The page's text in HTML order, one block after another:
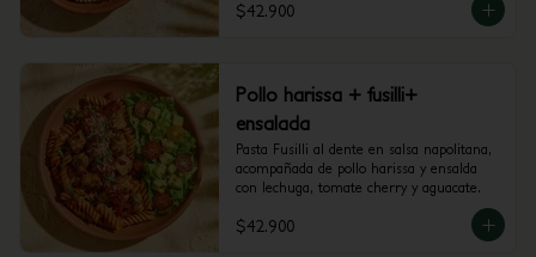
$42.900
Pollo harissa + fusilli+
ensalada
Pasta Fusilli al dente en salsa napolitana,
acompañada de pollo harissa y ensalda
con lechuga, tomate cherry y aguacate.
$42.900